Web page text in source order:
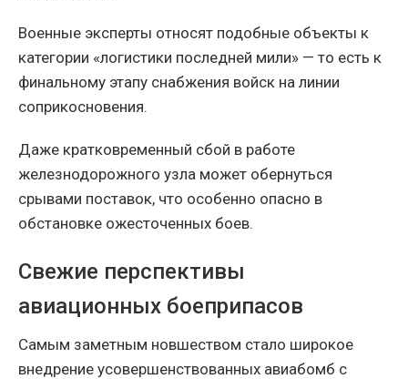
Военные эксперты относят подобные объекты к
категории «логистики последней мили» — то есть к
финальному этапу снабжения войск на линии
соприкосновения.
Даже кратковременный сбой в работе
железнодорожного узла может обернуться
срывами поставок, что особенно опасно в
обстановке ожесточенных боев.
Свежие перспективы
авиационных боеприпасов
Самым заметным новшеством стало широкое
внедрение усовершенствованных авиабомб с